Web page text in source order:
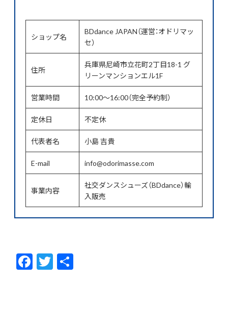
ショップ名
BDdance JAPAN（運営：オドリマッ
セ）
住所
兵庫県尼崎市立花町2丁目18-1 グ
リーンマンションエル1F
営業時間 10:00〜16:00（完全予約制）
定休日 不定休
代表者名 小島 吉貴
E-mail info@odorimasse.com
事業内容
社交ダンスシューズ（BDdance）輸
入販売
F
ac
T
w